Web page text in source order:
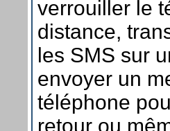
verrouiller le
distance,
les SMS sur
envoyer un
téléphone
retour ou